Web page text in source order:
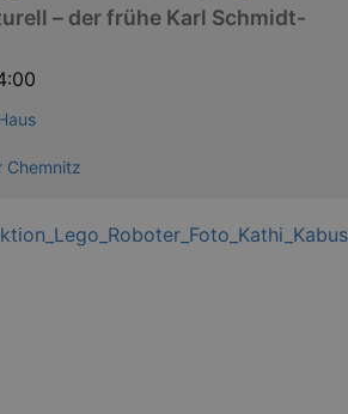
– der frühe Karl Schmidt-
Chemnitz